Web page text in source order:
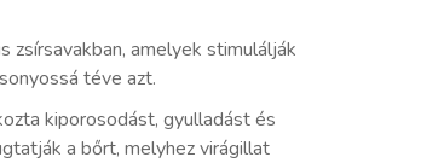
zsírsavakban, amelyek stimulálják
téve azt.
kiporosodást, gyulladást és
a bőrt, melyhez virágillat